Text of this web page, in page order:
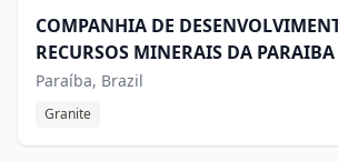
COMPANHIA DE
RECURSOS MINERAIS DA PARAIBA
Paraíba, Brazil
Granite